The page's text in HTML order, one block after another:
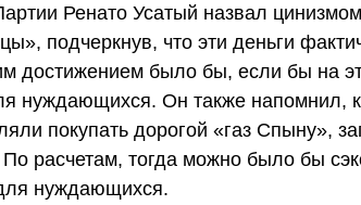
Ренато Усатый назвал цинизмом
подчеркнув, что эти деньги
достижением было бы, если бы на
нуждающихся. Он также напомнил,
покупать дорогой «газ Спыну»,
расчетам, тогда можно было бы
нуждающихся.